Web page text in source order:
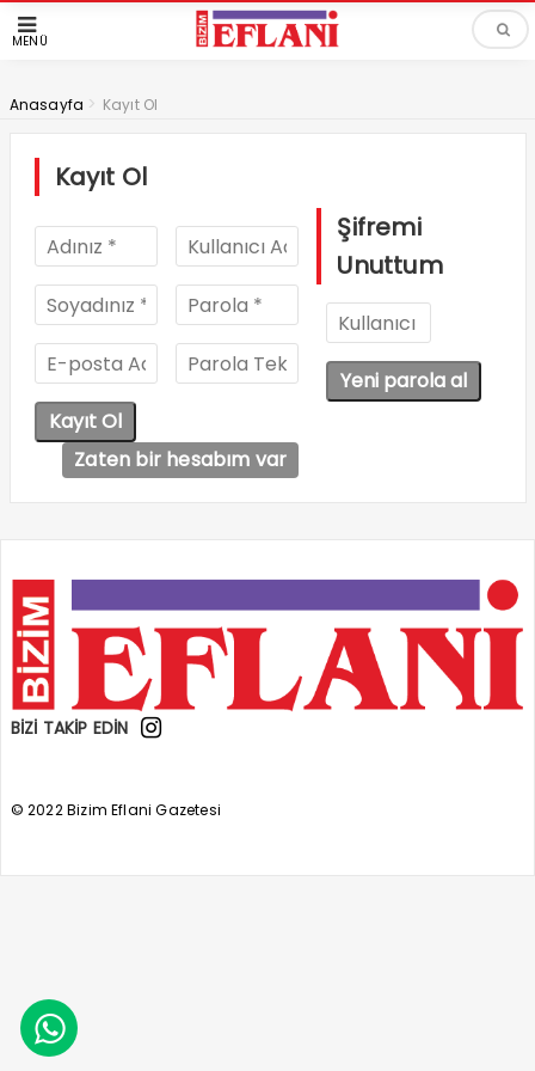
MENÜ
Anasayfa > Kayıt Ol
Kayıt Ol
Zaten bir hesabım var
Şifremi
Unuttum
BİZİ TAKİP EDİN
© 2022 Bizim Eflani Gazetesi
